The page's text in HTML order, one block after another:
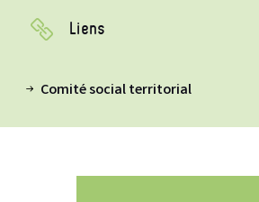
Liens
Comité social territorial